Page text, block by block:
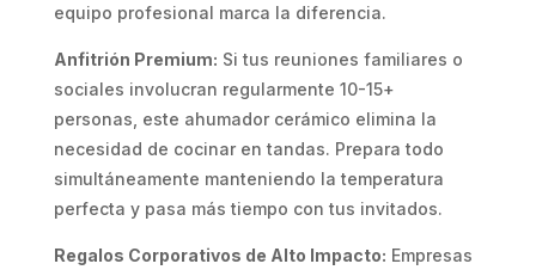
equipo profesional marca la diferencia.
Anfitrión Premium: Si tus reuniones familiares o
sociales involucran regularmente 10-15+
personas, este ahumador cerámico elimina la
necesidad de cocinar en tandas. Prepara todo
simultáneamente manteniendo la temperatura
perfecta y pasa más tiempo con tus invitados.
Regalos Corporativos de Alto Impacto: Empresas